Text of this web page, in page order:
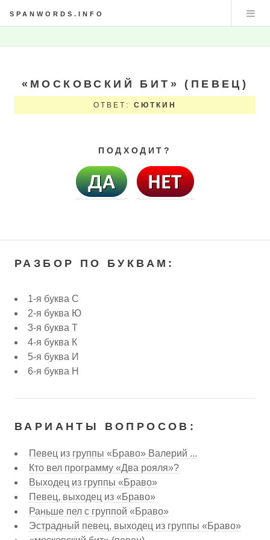
SPANWORDS.INFO
«МОСКОВСКИЙ БИТ» (ПЕВЕЦ)
ОТВЕТ: СЮТКИН
ПОДХОДИТ?
РАЗБОР ПО БУКВАМ:
1-я буква С
2-я буква Ю
3-я буква Т
4-я буква К
5-я буква И
6-я буква Н
ВАРИАНТЫ ВОПРОСОВ:
Певец из группы «Браво» Валерий ...
Кто вел программу «Два рояля»?
Выходец из группы «Браво»
Певец, выходец из «Браво»
Раньше пел с группой «Браво»
Эстрадный певец, выходец из группы «Браво»